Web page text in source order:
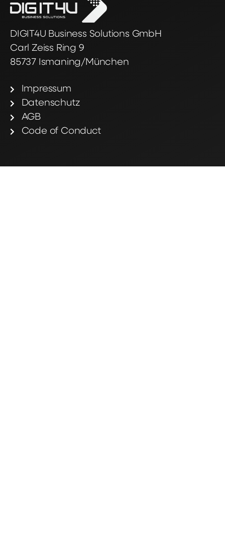
DIGIT4U Business Solutions GmbH
Carl Zeiss Ring 9
85737 Ismaning/München
Impressum
Datenschutz
AGB
Code of Conduct